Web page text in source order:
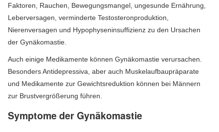
Faktoren, Rauchen, Bewegungsmangel, ungesunde Ernährung,
Leberversagen, verminderte Testosteronproduktion,
Nierenversagen und Hypophyseninsuffizienz zu den Ursachen
der Gynäkomastie.
Auch einige Medikamente können Gynäkomastie verursachen.
Besonders Antidepressiva, aber auch Muskelaufbaupräparate
und Medikamente zur Gewichtsreduktion können bei Männern
zur Brustvergrößerung führen.
Symptome der Gynäkomastie